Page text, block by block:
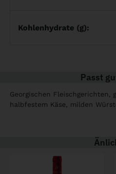
Kohlenhydrate (g):
Passt
Georgischen Fleischgerichten,
halbfestem Käse, milden